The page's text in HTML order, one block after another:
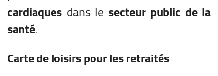
cardiaques dans le secteur public de la
santé.
Carte de loisirs pour les retraités